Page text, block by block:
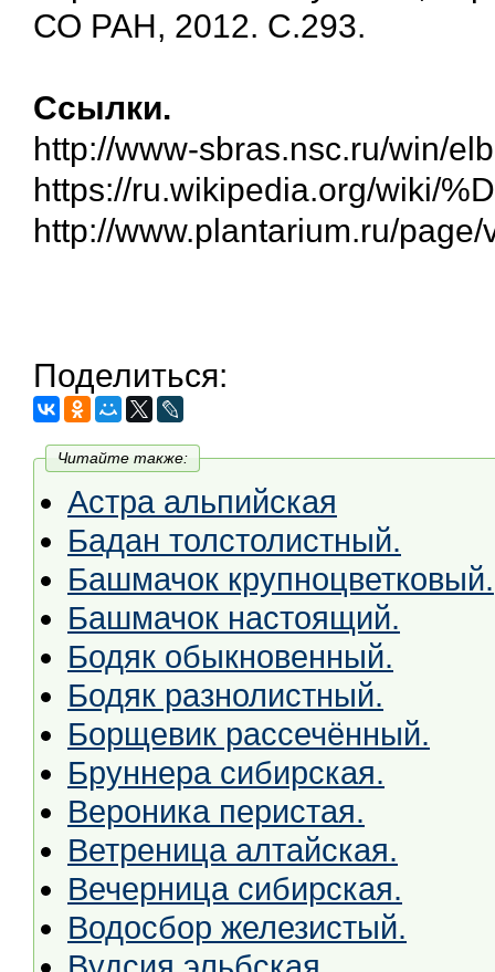
СО РАН, 2012. С.293.
Ссылки.
http://www-sbras.nsc.ru/win/
https://ru.wikipedia.org/wiki/
http://www.plantarium.ru/
Поделиться:
Читайте также:
Астра альпийская
Бадан толстолистный.
Башмачок крупноцветковый.
Башмачок настоящий.
Бодяк обыкновенный.
Бодяк разнолистный.
Борщевик рассечённый.
Бруннера сибирская.
Вероника перистая.
Ветреница алтайская.
Вечерница сибирская.
Водосбор железистый.